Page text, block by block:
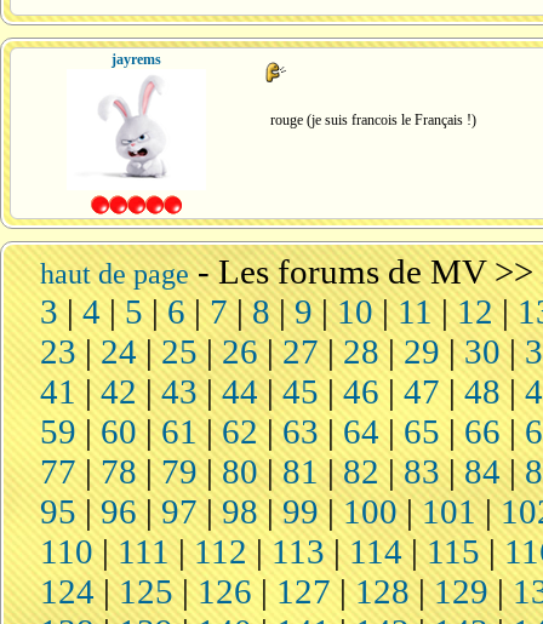
jayrems
rouge (je suis francois le Français !)
haut de page-Les forums de MV>>
3 |4 |5|6 |7|8|9|10|11 |12|
23|24|25|26|27|28|29|30|
41|42|43|44|45|46 |47 |48|
59 | 60|61|62|63| 64| 65 |66 |
77| 78|79|80|81|82|83 |84|
95|96|97|98 |99|100|101|
110 |111| 112 | 113| 114| 115|
124|125|126 | 127 |128|129|